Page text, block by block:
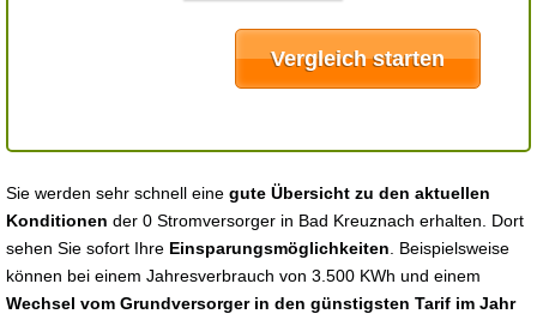
Sie werden sehr schnell eine gute Übersicht zu den aktuellen
Konditionen der 0 Stromversorger in Bad Kreuznach erhalten. Dort
sehen Sie sofort Ihre Einsparungsmöglichkeiten . Beispielsweise
können bei einem Jahresverbrauch von 3.500 KWh und einem
Wechsel vom Grundversorger in den günstigsten Tarif im Jahr